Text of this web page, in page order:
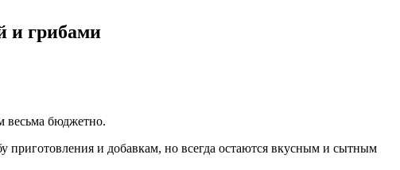
и грибами
весьма бюджетно.
приготовления и добавкам, но всегда остаются вкусным и сытным